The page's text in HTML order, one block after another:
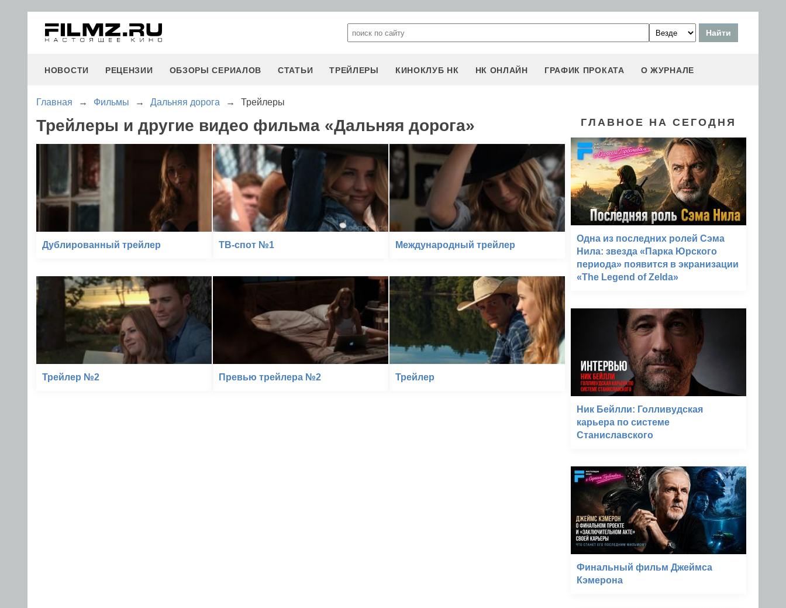
НОВОСТИ РЕЦЕНЗИИ ОБЗОРЫ СЕРИАЛОВ СТАТЬИ ТРЕЙЛЕРЫ КИНОКЛУБ НК НК ОНЛАЙН ГРАФИК ПРОКАТА О ЖУРНАЛЕ
Главная → Фильмы → Дальняя дорога → Трейлеры
Трейлеры и другие видео фильма «Дальняя дорога»
Дублированный трейлер ТВ-спот №1 Международный трейлер
Трейлер №2 Превью трейлера №2 Трейлер
ГЛАВНОЕ НА СЕГОДНЯ
Одна из последних ролей Сэма
Нила: звезда «Парка Юрского
периода» появится в экранизации
«The Legend of Zelda»
Ник Бейлли: Голливудская
карьера по системе
Станиславского
Финальный фильм Джеймса
Кэмерона